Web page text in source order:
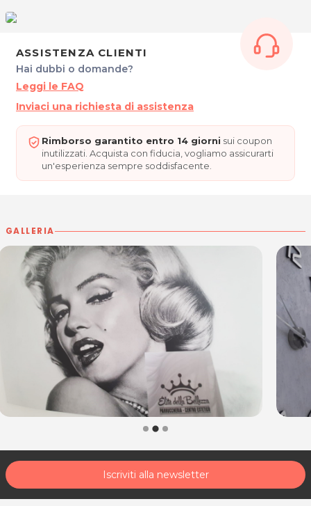
Per ulteriori informazioni sull'offerta o sulle modalità di
acquisto scrivi aposta@espevia.it
ASSISTENZA CLIENTI
Hai dubbi o domande?
Leggi le FAQ
Inviaci una richiesta di assistenza
Rimborso garantito entro 14 giorni sui coupon
inutilizzati. Acquista con fiducia, vogliamo assicurarti
un'esperienza sempre soddisfacente.
GALLERIA
Iscriviti alla newsletter